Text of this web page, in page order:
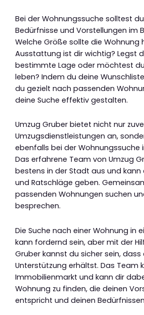
Bei der Wohnungssuche solltest
Bedürfnisse und Vorstellungen im
Welche Größe sollte die Wohnung
Ausstattung ist dir wichtig? Legst
bestimmte Lage oder möchtest
leben? Indem du deine
du gezielt nach passenden
deine Suche effektiv gestalten.
Umzug Gruber bietet nicht nur
Umzugsdienstleistungen an,
ebenfalls bei der Wohnungssuche
Das erfahrene Team von Umzug
bestens in der Stadt aus und kann
und Ratschläge geben.
passenden Wohnungen suchen
besprechen.
Die Suche nach einer Wohnung in
kann fordernd sein, aber mit der
Gruber kannst du sicher sein,
Unterstützung erhältst. Das Team
Immobilienmarkt und kann dir
Wohnung zu finden, die deinen
entspricht und deinen